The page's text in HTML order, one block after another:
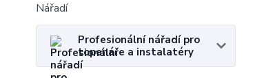
Nářadí
Profesionální nářadí pro
topenáře a instalatéry